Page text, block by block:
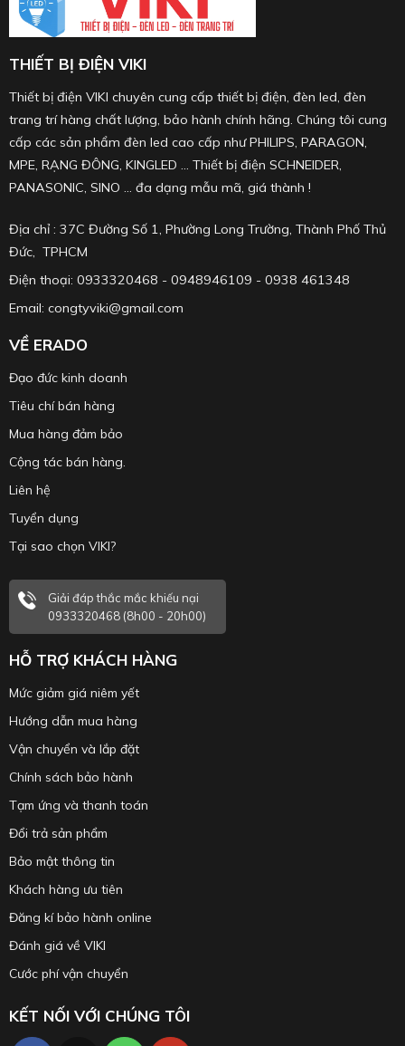
THIẾT BỊ ĐIỆN VIKI
Thiết bị điện VIKI chuyên cung cấp thiết bị điện, đèn led, đèn
trang trí hàng chất lượng, bảo hành chính hãng. Chúng tôi cung
cấp các sản phẩm đèn led cao cấp như PHILIPS, PARAGON,
MPE, RẠNG ĐÔNG, KINGLED ... Thiết bị điện SCHNEIDER,
PANASONIC, SINO ... đa dạng mẫu mã, giá thành !
Địa chỉ : 37C Đường Số 1, Phường Long Trường, Thành Phố Thủ
Đức, TPHCM
Điện thoại: 0933320468 - 0948946109 - 0938 461348
Email: congtyviki@gmail.com
VỀ ERADO
Đạo đức kinh doanh
Tiêu chí bán hàng
Mua hàng đảm bảo
Cộng tác bán hàng.
Liên hệ
Tuyển dụng
Tại sao chọn VIKI?
Giải đáp thắc mắc khiếu nại
0933320468 (8h00 - 20h00)
HỖ TRỢ KHÁCH HÀNG
Mức giảm giá niêm yết
Hướng dẫn mua hàng
Vận chuyển và lắp đặt
Chính sách bảo hành
Tạm ứng và thanh toán
Đổi trả sản phẩm
Bảo mật thông tin
Khách hàng ưu tiên
Đăng kí bảo hành online
Đánh giá về VIKI
Cước phí vận chuyển
KẾT NỐI VỚI CHÚNG TÔI